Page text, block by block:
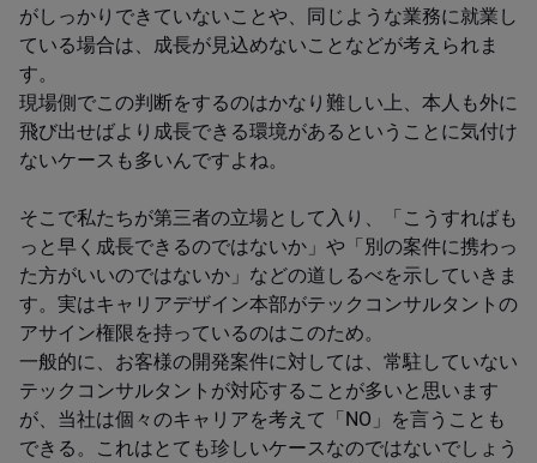
がしっかりできていないことや、同じような業務に就業し
ている場合は、成長が見込めないことなどが考えられま
す。
現場側でこの判断をするのはかなり難しい上、本人も外に
飛び出せばより成長できる環境があるということに気付け
ないケースも多いんですよね。
そこで私たちが第三者の立場として入り、「こうすればも
っと早く成長できるのではないか」や「別の案件に携わっ
た方がいいのではないか」などの道しるべを示していきま
す。実はキャリアデザイン本部がテックコンサルタントの
アサイン権限を持っているのはこのため。
一般的に、お客様の開発案件に対しては、常駐していない
テックコンサルタントが対応することが多いと思います
が、当社は個々のキャリアを考えて「NO」を言うことも
できる。これはとても珍しいケースなのではないでしょう